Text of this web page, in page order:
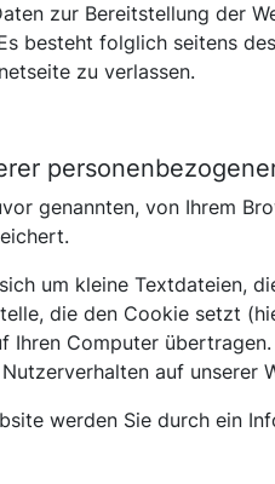
zur Bereitstellung der
besteht folglich seitens
zu verlassen.
genannten, von Ihrem
um kleine Textdateien,
die den Cookie setzt
Ihren Computer
auf unserer
werden Sie durch ein